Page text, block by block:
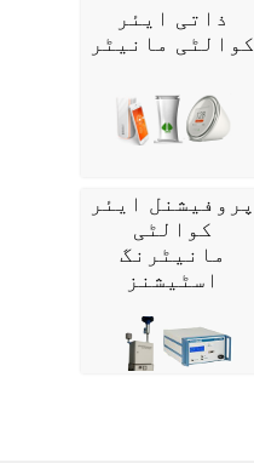
ذاتی ایئر
کوالٹی مانیٹر
پروفیشنل ایئر
کوالٹی
مانیٹرنگ
اسٹیشنز